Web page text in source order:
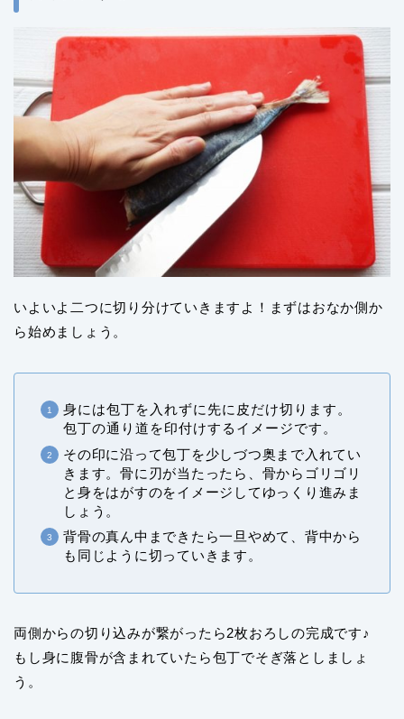
いよいよ二つに切り分けていきますよ！まずはおなか側か
ら始めましょう。
身には包丁を入れずに先に皮だけ切ります。
包丁の通り道を印付けするイメージです。
その印に沿って包丁を少しづつ奥まで入れてい
きます。骨に刃が当たったら、骨からゴリゴリ
と身をはがすのをイメージしてゆっくり進みま
しょう。
背骨の真ん中まできたら一旦やめて、背中から
も同じように切っていきます。
両側からの切り込みが繋がったら2枚おろしの完成です♪
もし身に腹骨が含まれていたら包丁でそぎ落としましょ
う。